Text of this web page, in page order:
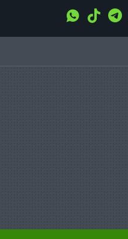
WhatsApp
Tiktok